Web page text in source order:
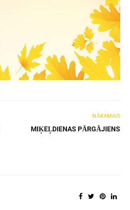
NĀKAMAIS
MIĶEĻDIENAS PĀRGĀJIENS